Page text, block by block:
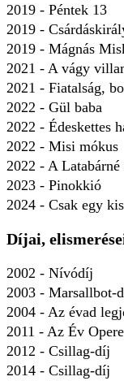
2019 - Péntek 13
2019 -
2019 - Mágnás
2021 - A vágy
2021 - Fiatalság,
2022 - Gül baba
2022 - Édeskettes
2022 - Misi mókus
2022 - A
2023 - Pinokkió
2024 - Csak egy
Díjai,
2002 - Nívódíj
2003 - Marsallbot-
2004 - Az évad
2011 - Az Év
2012 - Csillag-díj
2014 - Csillag-díj